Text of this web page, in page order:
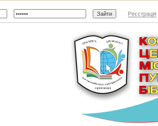
Реєстрація